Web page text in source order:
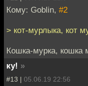
Кому: Goblin, #2
> кот-мурлыка, кот
Кошка-мурка, кошка
ку! »
#13 | 05.06.19 22:56